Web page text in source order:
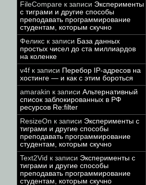
FileCompare к записи Эксперименты
с тиграми и другие способы
преподавать программирование
студентам, которым скучно
Феликс к записи База данных
простых чисел до ста миллиардов
на коленке
v4f к записи Перебор IP-адресов на
хостинге — и как с этим бороться
amarakin к записи Альтернативный
список заблокированных в РФ
ресурсов Re:filter
ResizeOn к записи Эксперименты с
тиграми и другие способы
преподавать программирование
студентам, которым скучно
Text2Vid к записи Эксперименты с
тиграми и другие способы
преподавать программирование
студентам, которым скучно